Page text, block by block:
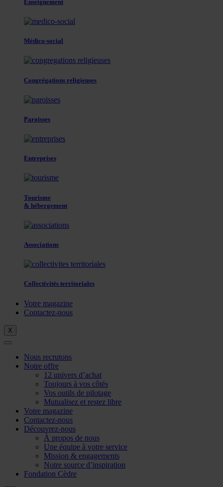
Enseignement
Médico-social
Congrégations religieuses
Paroisses
Entreprises
Tourisme
& hébergement
Associations
Collectivités territoriales
Votre magazine
Contactez-nous
X
Nous recrutons
Notre offre
12 univers d’achat
Toujours à vos côtés
Vos outils de pilotage
Mutualisez et restez libre
Votre magazine
Contactez-nous
Découvrez-nous
À propos de nous
Une équipe à votre service
Mission & engagements
Notre source d’inspiration
Fondation Cèdre